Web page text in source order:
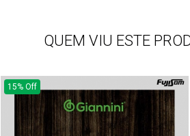
QUEM VIU ESTE
15% Off